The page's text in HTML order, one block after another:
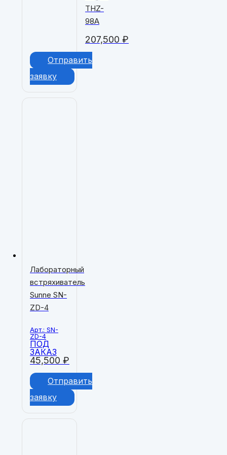
207,500 ₽
THZ-
98A
Отправить
заявку
45,500 ₽
Лабораторный
встряхиватель
Sunne SN-
ZD-4
Арт.: SN-
ZD-4
ПОД
ЗАКАЗ
Отправить
заявку